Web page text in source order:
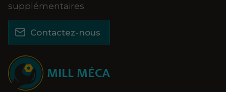
MILL MÉCA
supplémentaires.
Contactez-nous